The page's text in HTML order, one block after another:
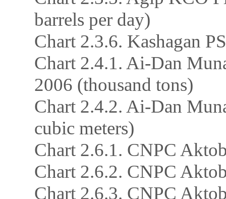
barrels per day)
Chart 2.3.6. Kashagan
Chart 2.4.1. Ai-Dan
2006 (thousand tons)
Chart 2.4.2. Ai-Dan
cubic meters)
Chart 2.6.1. CNPC
Chart 2.6.2. CNPC
Chart 2.6.3. CNPC